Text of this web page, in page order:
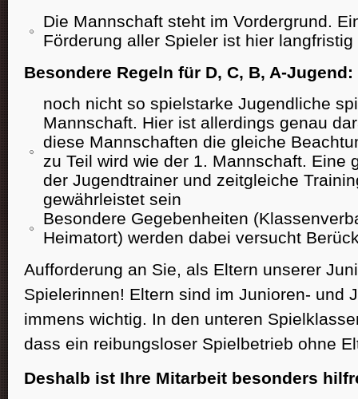
Die Mannschaft steht im Vordergrund.
Förderung aller Spieler ist hier
Besondere Regeln für D, C, B, A-Jugend:
noch nicht so spielstarke Jugendliche
Mannschaft. Hier ist allerdings genau
diese Mannschaften die gleiche
zu Teil wird wie der 1. Mannschaft. Eine
der Jugendtrainer und zeitgleiche
gewährleistet sein
Besondere Gegebenheiten
Heimatort) werden dabei versucht
Aufforderung an Sie, als Eltern unserer
Spielerinnen! Eltern sind im Junioren- und
immens wichtig. In den unteren
dass ein reibungsloser Spielbetrieb ohne
Deshalb ist Ihre Mitarbeit besonders